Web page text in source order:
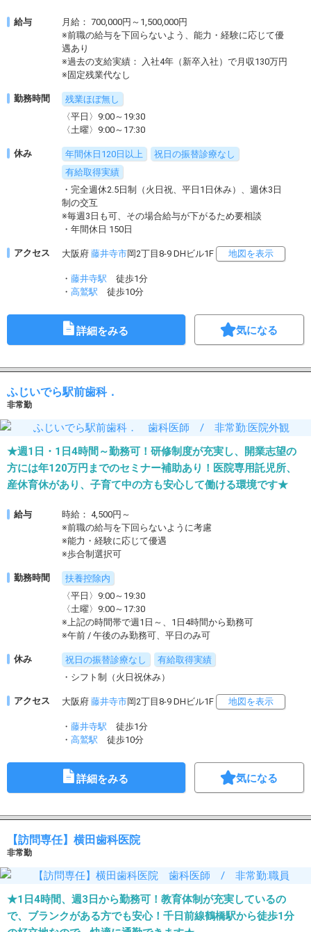
給与
月給： 700,000円～1,500,000円
※前職の給与を下回らないよう、能力・経験に応じて優
遇あり
※過去の支給実績： 入社4年（新卒入社）で月収130万円
※固定残業代なし
勤務時間
残業ほぼ無し
〈平日〉9:00～19:30
〈土曜〉9:00～17:30
休み 年間休日120日以上
祝日の振替診療なし
有給取得実績
・完全週休2.5日制（火日祝、平日1日休み）、週休3日
制の交互
※毎週3日も可、その場合給与が下がるため要相談
・年間休日 150日
アクセス 大阪府 藤井寺市岡2丁目8-9 DHビル1F 地図を表示
・ 藤井寺駅 徒歩1分
・ 高鷲駅 徒歩10分
詳細をみる 気になる
ふじいでら駅前歯科．
非常勤
★週1日・1日4時間～勤務可！研修制度が充実し、開業志望の
方には年120万円までのセミナー補助あり！医院専用託児所、
産休育休があり、子育て中の方も安心して働ける環境です★
給与
時給： 4,500円～
※前職の給与を下回らないように考慮
※能力・経験に応じて優遇
※歩合制選択可
勤務時間
扶養控除内
〈平日〉9:00～19:30
〈土曜〉9:00～17:30
※上記の時間帯で週1日～、1日4時間から勤務可
※午前 / 午後のみ勤務可、平日のみ可
休み 祝日の振替診療なし
有給取得実績
・シフト制（火日祝休み）
アクセス 大阪府 藤井寺市岡2丁目8-9 DHビル1F 地図を表示
・ 藤井寺駅 徒歩1分
・ 高鷲駅 徒歩10分
詳細をみる 気になる
【訪問専任】横田歯科医院
非常勤
★1日4時間、週3日から勤務可！教育体制が充実しているの
で、ブランクがある方でも安心！千日前線鶴橋駅から徒歩1分